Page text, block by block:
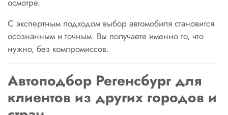
осмотре.
С экспертным подходом выбор автомобиля становится
осознанным и точным. Вы получаете именно то, что
нужно, без компромиссов.
Автоподбор Регенсбург для
клиентов из других городов и